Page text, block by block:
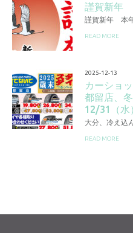
謹賀新年
謹賀新年 本
READ MORE
2025-12-13
カーショ
都留店、
12/31（水
大分、冷え込
READ MORE